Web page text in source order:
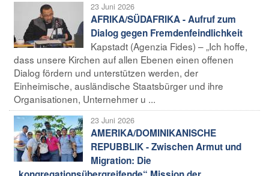
23 Juni 2026
AFRIKA/SÜDAFRIKA - Aufruf zum
Dialog gegen Fremdenfeindlichkeit
Kapstadt (Agenzia Fides) – „Ich hoffe,
dass unsere Kirchen auf allen Ebenen einen offenen
Dialog fördern und unterstützen werden, der
Einheimische, ausländische Staatsbürger und ihre
Organisationen, Unternehmer u ...
23 Juni 2026
AMERIKA/DOMINIKANISCHE
REPUBBLIK - Zwischen Armut und
Migration: Die